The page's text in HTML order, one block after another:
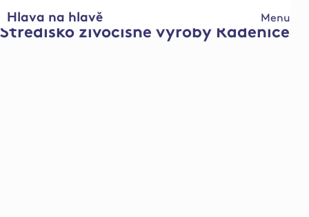
Menu
Hlava na hlavě
Středisko živočišné výroby Radenice